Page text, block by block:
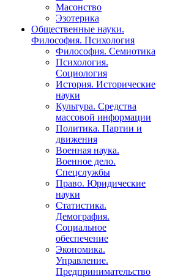
Масонство
Эзотерика
Общественные науки.
Философия. Психология
Философия. Семиотика
Психология.
Социология
История. Исторические
науки
Культура. Средства
массовой информации
Политика. Партии и
движения
Военная наука.
Военное дело.
Спецслужбы
Право. Юридические
науки
Статистика.
Демография.
Социальное
обеспечение
Экономика.
Управление.
Предпринимательство